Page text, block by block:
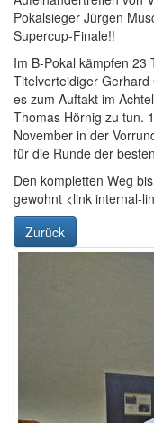
Pokalsieger Jürgen
Supercup-Finale!!
Im B-Pokal kämpfen 23
Titelverteidiger
es zum Auftakt im
Thomas Hörnig zu tun.
November in der
für die Runde der
Den kompletten Weg
gewohnt <link internal-
Zurück